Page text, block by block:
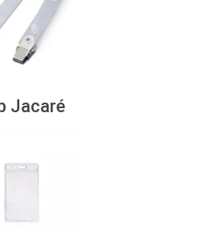
Jacaré